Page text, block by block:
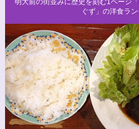
ぐず」の洋食ラン